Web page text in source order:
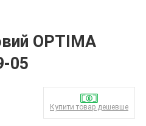
OPTIMA
05
Купити товар дешевше